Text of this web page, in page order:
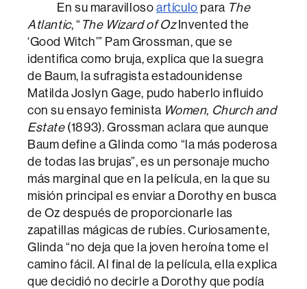
En su maravillosoartículo para The
Atlantic, “ The Wizard of OzInvented the
‘Good Witch’” Pam Grossman, que se
identifica como bruja, explica que la suegra
de Baum, la sufragista estadounidense
Matilda Joslyn Gage, pudo haberlo influido
con su ensayo feminista Women, Church and
Estate(1893). Grossman aclara que aunque
Baum define a Glinda como “la más poderosa
de todas las brujas”, es un personaje mucho
más marginal que en la película, en la que su
misión principal es enviar a Dorothy en busca
de Oz después de proporcionarle las
zapatillas mágicas de rubíes. Curiosamente,
Glinda “no deja que la joven heroína tome el
camino fácil. Al final de la película, ella explica
que decidió no decirle a Dorothy que podía